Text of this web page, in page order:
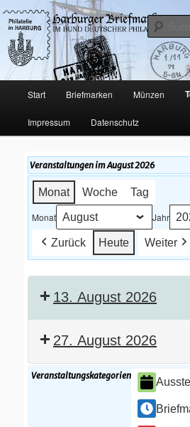
Harburger
Verein von 1920 e.V.
Philatelie und Münzen in Hamburg-Harburg
Zum
Inhalt
wechseln
Start Briefmarken Münzen
Impressum Datenschutz
Veranstaltungen im August 2026
Monat Woche Tag
Monat Jahr
Zurück Heute Weiter
13. August 2026
27. August 2026
Veranstaltungskategorien